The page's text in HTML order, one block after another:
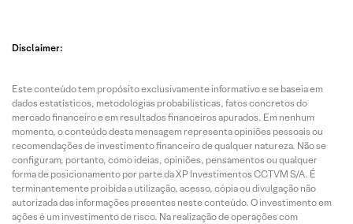
Disclaimer:
Este conteúdo tem propósito exclusivamente informativo e se baseia em
dados estatísticos, metodologias probabilísticas, fatos concretos do
mercado financeiro e em resultados financeiros apurados. Em nenhum
momento, o conteúdo desta mensagem representa opiniões pessoais ou
recomendações de investimento financeiro de qualquer natureza. Não se
configuram, portanto, como ideias, opiniões, pensamentos ou qualquer
forma de posicionamento por parte da XP Investimentos CCTVM S/A. É
terminantemente proibida a utilização, acesso, cópia ou divulgação não
autorizada das informações presentes neste conteúdo. O investimento em
ações é um investimento de risco. Na realização de operações com